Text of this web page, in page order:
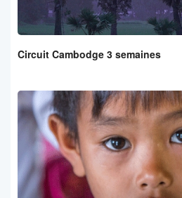
Circuit Cambodge 3 semaines